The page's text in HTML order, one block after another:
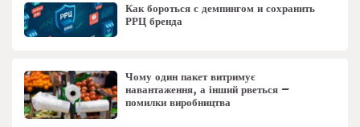
Как бороться с демпингом и сохранить
РРЦ бренда
Чому один пакет витримує
навантаження, а інший рветься –
помилки виробництва